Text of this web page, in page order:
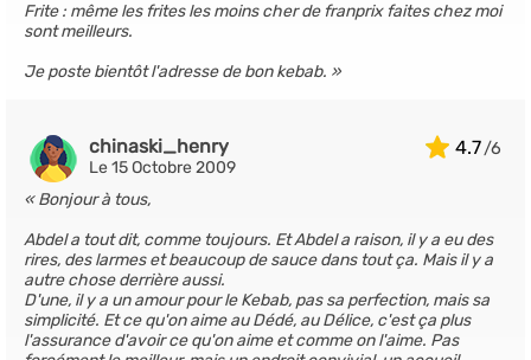
Frite : même les frites les moins cher de franprix faites chez moi
sont meilleurs.
Je poste bientôt l'adresse de bon kebab.
4.7
chinaski_henry
Le 15 Octobre 2009
Bonjour à tous,
Abdel a tout dit, comme toujours. Et Abdel a raison, il y a eu des
rires, des larmes et beaucoup de sauce dans tout ça. Mais il y a
autre chose derrière aussi.
D'une, il y a un amour pour le Kebab, pas sa perfection, mais sa
simplicité. Et ce qu'on aime au Dédé, au Délice, c'est ça plus
l'assurance d'avoir ce qu'on aime et comme on l'aime. Pas